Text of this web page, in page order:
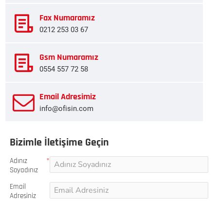
Fax Numaramız
0212 253 03 67
Gsm Numaramız
0554 557 72 58
Email Adresimiz
info@ofisin.com
Bizimle İletişime Geçin
Adınız
Soyadınız
Email
Adresiniz